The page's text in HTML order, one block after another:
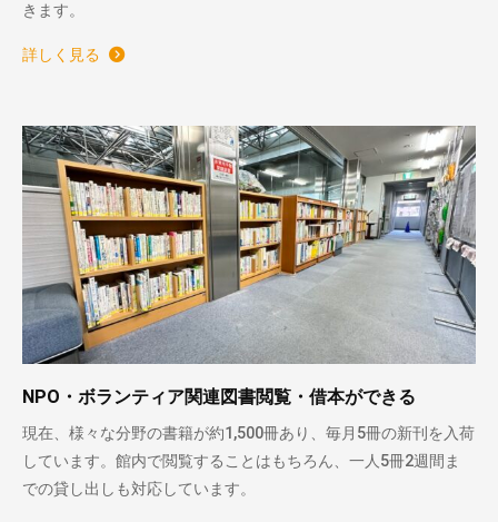
きます。
詳しく見る
NPO・ボランティア関連図書閲覧・借本ができる
現在、様々な分野の書籍が約1,500冊あり、毎月5冊の新刊を入荷
しています。館内で閲覧することはもちろん、一人5冊2週間ま
での貸し出しも対応しています。